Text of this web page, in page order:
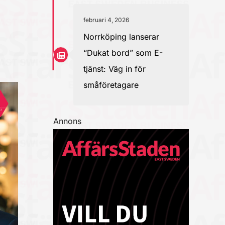
februari 4, 2026
Norrköping lanserar
“Dukat bord” som E-
tjänst: Väg in för
småföretagare
Annons